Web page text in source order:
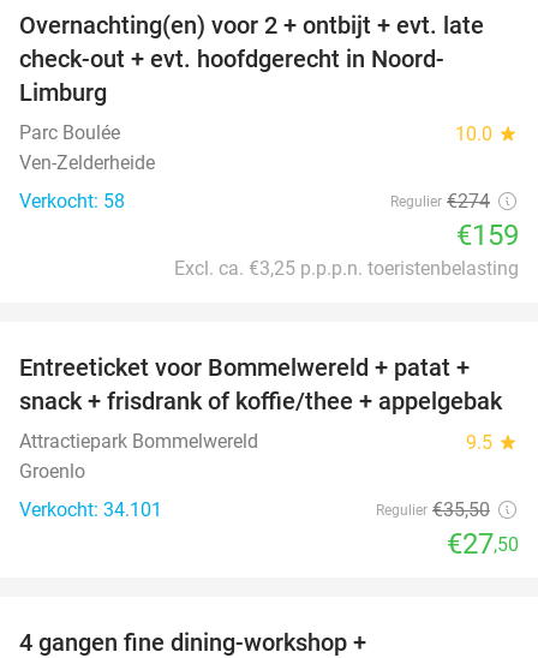
42%
Overnachting(en) voor 2 + ontbijt + evt. late
check-out + evt. hoofdgerecht in Noord-
Limburg
Parc Boulée 10.0 star
Ven-Zelderheide
Verkocht: 58
Regulier €274
€159
Excl. ca. €3,25 p.p.p.n. toeristenbelasting
23%
Entreeticket voor Bommelwereld + patat +
snack + frisdrank of koffie/thee + appelgebak
Attractiepark Bommelwereld 9.5 star
Groenlo
Verkocht: 34.101
Regulier €35,50
€27,50
4 gangen fine dining-workshop +